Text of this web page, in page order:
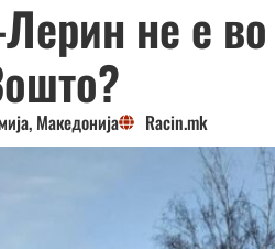
не е
, Македонија Racin.mk